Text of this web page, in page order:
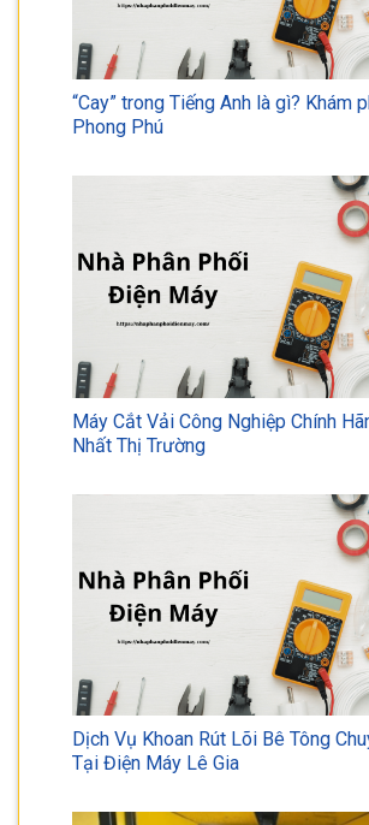
“Cay” trong Tiếng Anh là gì? Khám
Phong Phú
Máy Cắt Vải Công Nghiệp Chính
Nhất Thị Trường
Dịch Vụ Khoan Rút Lõi Bê Tông
Tại Điện Máy Lê Gia